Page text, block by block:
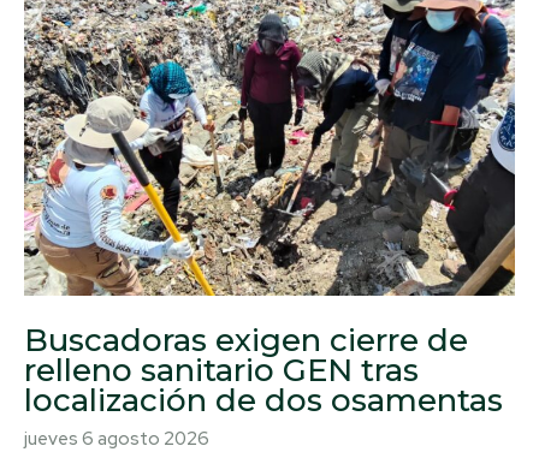
Buscadoras exigen cierre de
relleno sanitario GEN tras
localización de dos osamentas
jueves 6 agosto 2026